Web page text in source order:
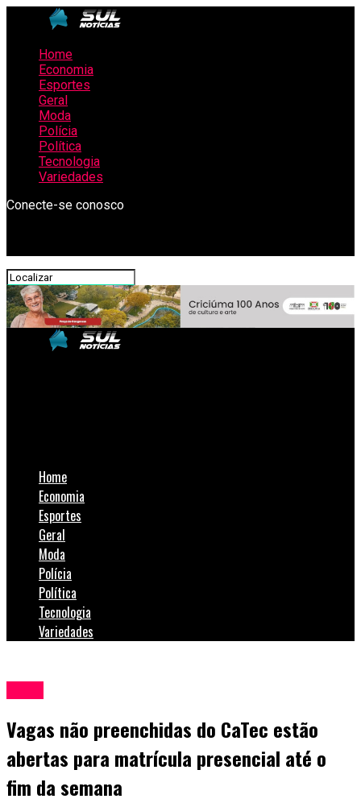
Home
Economia
Esportes
Geral
Moda
Polícia
Política
Tecnologia
Variedades
Conecte-se conosco
Home
Economia
Esportes
Geral
Moda
Polícia
Política
Tecnologia
Variedades
Vagas não preenchidas do CaTec estão
abertas para matrícula presencial até o
fim da semana